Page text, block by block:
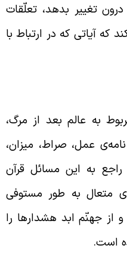
تغییر بدهد، تعلّقات
آیاتی که در ارتباط با
به عالم بعد از مرگ،
عمل، صراط، میزان،
به این مسائل قرآن
به طور مستوفی
جهنّم ابد هشدارها را
است.